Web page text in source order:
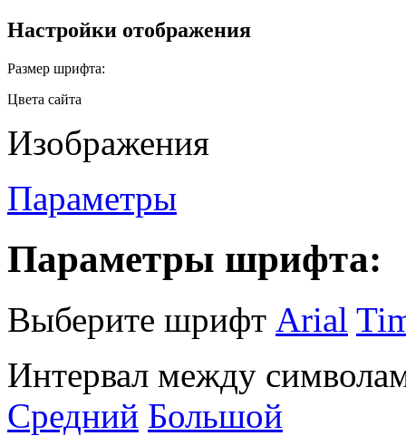
Настройки отображения
Размер шрифта:
Цвета сайта
Изображения
Параметры
Параметры шрифта:
Выберите шрифт Arial
Интервал между
Средний Большой